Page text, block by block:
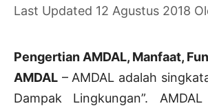
12 Agustus 2018
Pengertian AMDAL, Manfaat,
AMDAL – AMDAL adalah
Dampak Lingkungan”.